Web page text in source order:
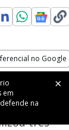
no Google
em
na
em São
em um dos
três